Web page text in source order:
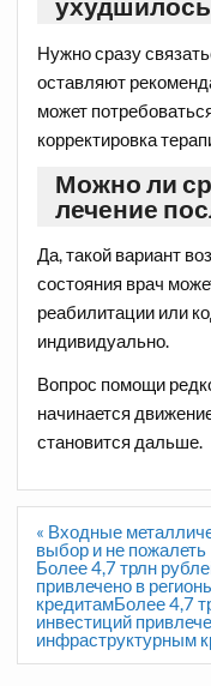
Нужно сразу
оставляют
может
корректировка
Можно ли
лечение
Да, такой вариант
состояния врач
реабилитации или
индивидуально.
Вопрос помощи
начинается
становится дальше.
Навигация
по
записям
« Входные
выбор и не пожалеть
Более 4,7 трлн
привлечено в
кредитамБолее 4,7
инвестиций
инфраструктурным